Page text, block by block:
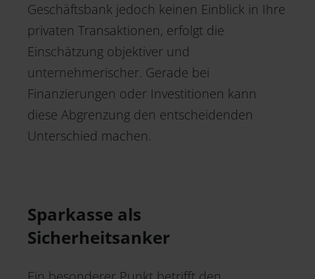
Geschäftsbank jedoch keinen Einblick in Ihre
privaten Transaktionen, erfolgt die
Einschätzung objektiver und
unternehmerischer. Gerade bei
Finanzierungen oder Investitionen kann
diese Abgrenzung den entscheidenden
Unterschied machen.
Sparkasse als
Sicherheitsanker